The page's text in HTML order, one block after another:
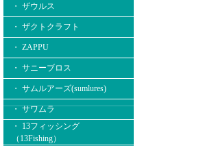
・ ザウルス
・ ザクトクラフト
・ ZAPPU
・ サニーブロス
・ サムルアーズ(sumlures)
・ サワムラ
・ 13フィッシング
（13Fishing）